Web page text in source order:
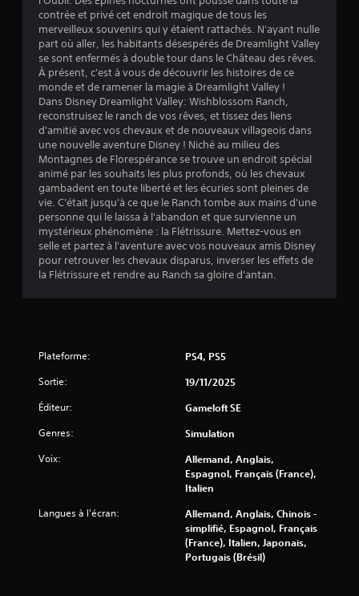
é
o
i
l
e
s
8
contrée et privé cet endroit magique de tous les
merveilleux souvenirs qui y étaient rattachés. N'ayant nulle
part où aller, les habitants désespérés de Dreamlight Valley
se sont enfermés à double tour dans le Château des rêves.
À présent, c'est à vous de découvrir les histoires de ce
monde et de ramener la magie à Dreamlight Valley !
Dans Disney Dreamlight Valley: Wishblossom Ranch,
reconstruisez le ranch de vos rêves, et tissez des liens
d'amitié avec vos chevaux et de nouveaux villageois dans
une nouvelle aventure Disney ! Niché au milieu des
Montagnes de Florespérance se trouve un endroit spécial
animé par les souhaits les plus profonds, où les chevaux
gambadent en toute liberté et les écuries sont pleines de
vie. C'était jusqu'à ce que le Ranch tombe aux mains d'une
personne qui le laissa à l'abandon et que survienne un
mystérieux phénomène : la Flétrissure. Mettez-vous en
selle et partez à l'aventure avec vos nouveaux amis Disney
pour retrouver les chevaux disparus, inverser les effets de
la Flétrissure et rendre au Ranch sa gloire d'antan.
Plateforme: PS4, PS5
Sortie: 19/11/2025
Éditeur: Gameloft SE
Genres: Simulation
Voix:
Allemand, Anglais,
Espagnol, Français (France),
Italien
Langues à l'écran:
Allemand, Anglais, Chinois -
simplifié, Espagnol, Français
(France), Italien, Japonais,
Portugais (Brésil)